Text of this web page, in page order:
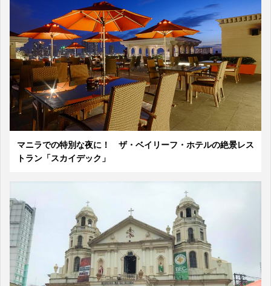
マニラでの特別な夜に！ ザ・ベイリーフ・ホテルの絶景レス
トラン「スカイデック」